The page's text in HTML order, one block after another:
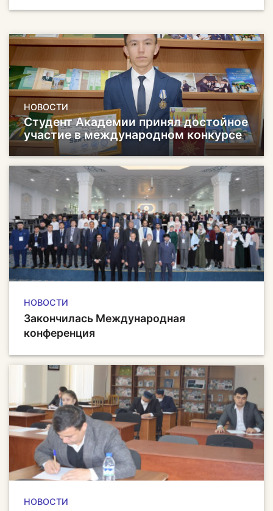
НОВОСТИ
Студент Академии принял достойное
участие в международном конкурсе
НОВОСТИ
Закончилась Международная
конференция
НОВОСТИ